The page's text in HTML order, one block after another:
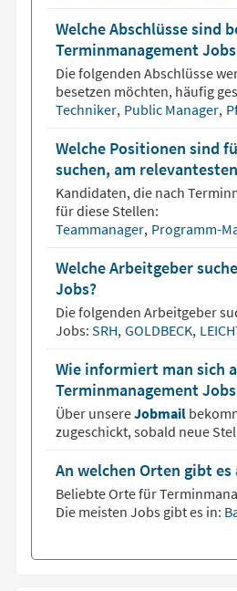
Welche Abschlüsse sind
Terminmanagement
Die folgenden Abschlüsse
besetzen möchten, häufig
Techniker, Public Manager,
Welche Positionen sind
suchen, am
Kandidaten, die nach
für diese Stellen:
Teammanager, Programm-
Welche Arbeitgeber
Jobs?
Die folgenden Arbeitgeber
Jobs: SRH, GOLDBECK,
Wie informiert man sich
Terminmanagement
Über unsereJobmail
zugeschickt, sobald neue
An welchen Orten gibt
Beliebte Orte für
Die meisten Jobs gibt es in: